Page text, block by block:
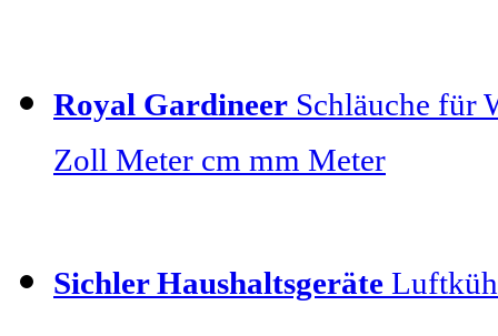
Royal Gardineer Schläuche für
Zoll Meter cm mm Meter
Sichler Haushaltsgeräte